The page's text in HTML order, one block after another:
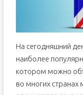
На сегодняшний
наиболее
котором можно
во многих